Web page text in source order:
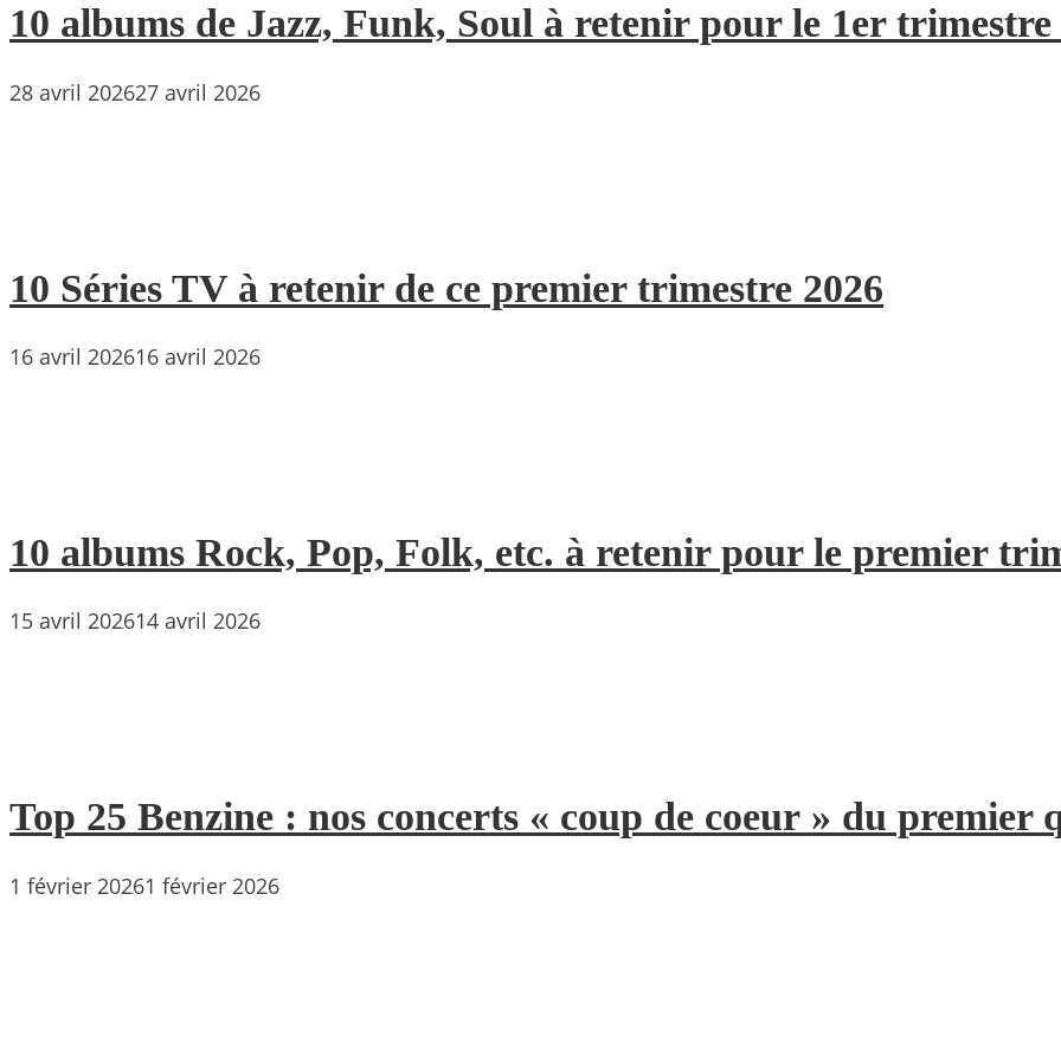
10 albums de Jazz, Funk, Soul à retenir pour le 1er trimestre
28 avril 202627 avril 2026
10 Séries TV à retenir de ce premier trimestre 2026
16 avril 202616 avril 2026
10 albums Rock, Pop, Folk, etc. à retenir pour le premier
15 avril 202614 avril 2026
Top 25 Benzine : nos concerts « coup de coeur » du premier
1 février 20261 février 2026